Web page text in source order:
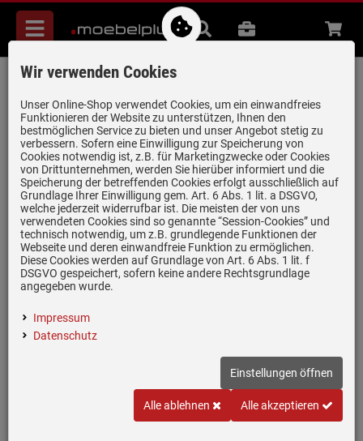
Menü
Suche
B2B Beratung
Villeroy & Boch Subway 60 Graphit -
6712 02 i4 Keramikspüle
Exzenterbetätigung
Artikel-Nummer:19919119 | Herstellernummer:6712 02 i4 |
EAN:4022693872487
Wir verwenden Cookies
Unser Online-Shop verwendet Cookies, um ein einwandfreies
Funktionieren der Website zu unterstützen, Ihnen den
bestmöglichen Service zu bieten und unser Angebot stetig zu
verbessern. Sofern eine Einwilligung zur Speicherung von
Cookies notwendig ist, z.B. für Marketingzwecke oder Cookies
von Drittunternehmen, werden Sie hierüber informiert und die
Speicherung der betreffenden Cookies erfolgt ausschließlich auf
Grundlage Ihrer Einwilligung gem. Art. 6 Abs. 1 lit. a DSGVO,
welche jederzeit widerrufbar ist. Die meisten der von uns
verwendeten Cookies sind so genannte “Session-Cookies” und
technisch notwendig, um z.B. grundlegende Funktionen der
Webseite und deren einwandfreie Funktion zu ermöglichen.
Diese Cookies werden auf Grundlage von Art. 6 Abs. 1 lit. f
DSGVO gespeichert, sofern keine andere Rechtsgrundlage
angegeben wurde.
Impressum
Datenschutz
Einstellungen öffnen
Alle ablehnen Alle akzeptieren